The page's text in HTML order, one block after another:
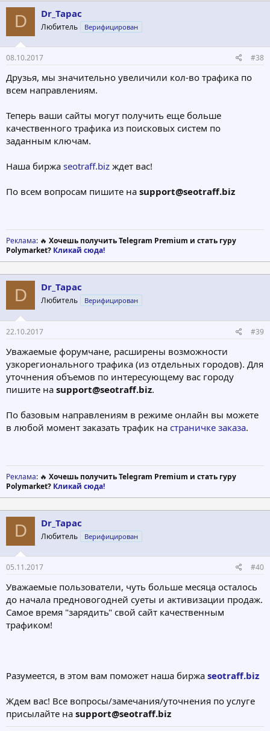
D Dr_Tapac
Любитель Верифицирован
08.10.2017 #38
Друзья, мы значительно увеличили кол-во трафика по
всем направлениям.
Теперь ваши сайты могут получить еще больше
качественного трафика из поисковых систем по
заданным ключам.
Наша биржа seotraff.biz ждет вас!
По всем вопросам пишите на support@seotraff.biz
Реклама: 🔥 Хочешь получить Telegram Premium и стать гуру
Polymarket? Кликай сюда!
D Dr_Tapac
Любитель Верифицирован
22.10.2017 #39
Уважаемые форумчане, расширены возможности
узкорегионального трафика (из отдельных городов). Для
уточнения объемов по интересующему вас городу
пишите на support@seotraff.biz.
По базовым направлениям в режиме онлайн вы можете
в любой момент заказать трафик на страничке заказа.
Реклама: 🔥 Хочешь получить Telegram Premium и стать гуру
Polymarket? Кликай сюда!
D Dr_Tapac
Любитель Верифицирован
05.11.2017 #40
Уважаемые пользователи, чуть больше месяца осталось
до начала предновогодней суеты и активизации продаж.
Самое время "зарядить" свой сайт качественным
трафиком!
Разумеется, в этом вам поможет наша биржа seotraff.biz
Ждем вас! Все вопросы/замечания/уточнения по услуге
присылайте на support@seotraff.biz